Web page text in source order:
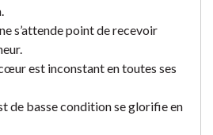
s’attende point de recevoir
est inconstant en toutes ses
de basse condition se glorifie en